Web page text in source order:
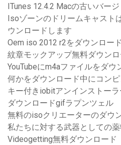
ITunes 12.4.2 Macの古いバー
Isoゾーンのドリームキャスト
ウンロードします
Oem iso 2012 r2をダウンロード
紋章モックアップ無料ダウンロ
YouTubeにm4aファイルをダウ
何かをダウンロード中にコン
キー付きiobitアンインストー
ダウンロードgifラプンツェル
無料のisoクリエーターのダウ
私たちに対する武器としての
Videogetting無料ダウンロード